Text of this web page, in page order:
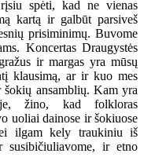
spėti, kad ne vienas
kartą ir galbūt parsiveš
prisiminimų. Buvome
Koncertas Draugystės
ir margas yra mūsų
klausimą, ar ir kuo mes
ansamblių. Kam yra
žino, kad folkloras
uoliai dainose ir šokiuose
ilgam kely traukiniu iš
ir etno